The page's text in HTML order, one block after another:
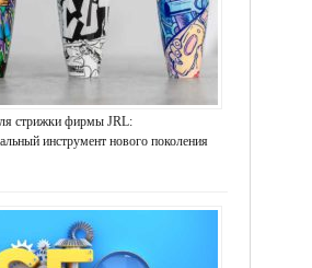
стрижки фирмы JRL:
инструмент нового поколения